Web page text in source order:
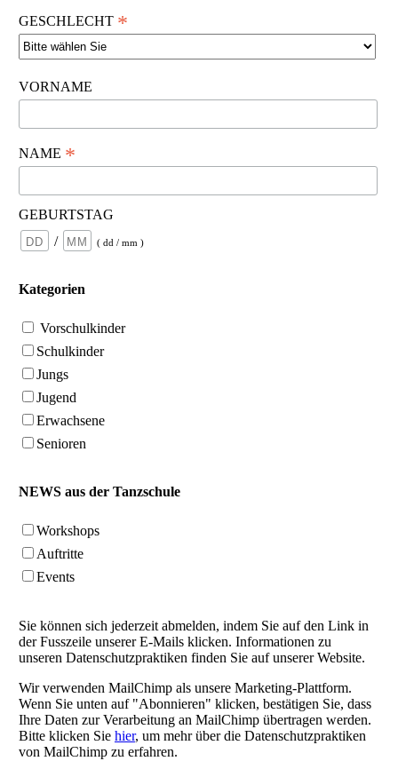
GESCHLECHT *
VORNAME
NAME *
GEBURTSTAG
/
( dd / mm )
Kategorien
Vorschulkinder
Schulkinder
Jungs
Jugend
Erwachsene
Senioren
NEWS aus der Tanzschule
Workshops
Auftritte
Events
Sie können sich jederzeit abmelden, indem Sie auf den Link in
der Fusszeile unserer E-Mails klicken. Informationen zu
unseren Datenschutzpraktiken finden Sie auf unserer Website.
Wir verwenden MailChimp als unsere Marketing-Plattform.
Wenn Sie unten auf "Abonnieren" klicken, bestätigen Sie, dass
Ihre Daten zur Verarbeitung an MailChimp übertragen werden.
Bitte klicken Sie hier, um mehr über die Datenschutzpraktiken
von MailChimp zu erfahren.